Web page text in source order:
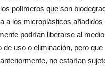
polímeros que son
a los microplásticos
podrían liberarse al
uso o eliminación, pero
no estarían